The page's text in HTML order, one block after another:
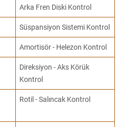
Arka Fren Diski Kontrol
Süspansiyon Sistemi Kontrol
Amortisör - Helezon Kontrol
Direksiyon - Aks Körük
Kontrol
Rotil - Salıncak Kontrol